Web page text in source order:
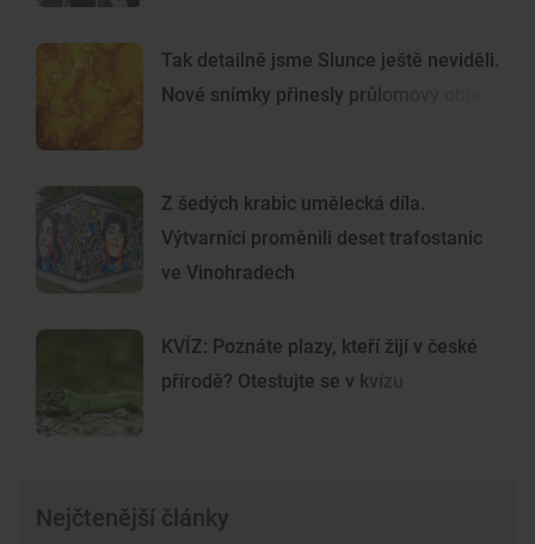
Tak detailně jsme Slunce ještě neviděli.
Nové snímky přinesly průlomový objev
Z šedých krabic umělecká díla.
Výtvarníci proměnili deset trafostanic
ve Vinohradech
KVÍZ: Poznáte plazy, kteří žijí v české
přírodě? Otestujte se v kvízu
Nejčtenější články